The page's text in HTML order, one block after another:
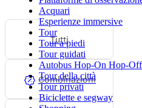
Acquari
Esperienze immersive
Tour
Tour a piedi
Tour guidati
Autobus Hop-On Hop-Off
Tour della città
Tour privati
Biciclette e segway
Tutti
Combinazioni